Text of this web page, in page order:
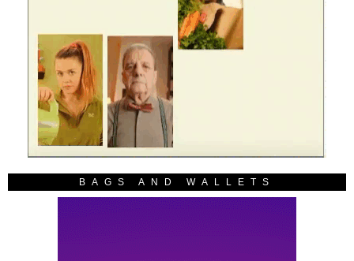
BAGS AND WALLETS